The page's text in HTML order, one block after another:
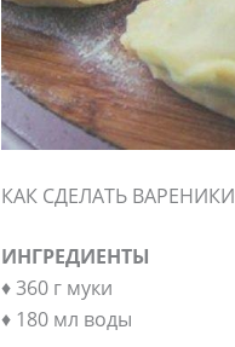
КАК СДЕЛАТЬ ВАРЕНИКИ
ИНГРЕДИЕНТЫ
♦ 360 г муки
♦ 180 мл воды